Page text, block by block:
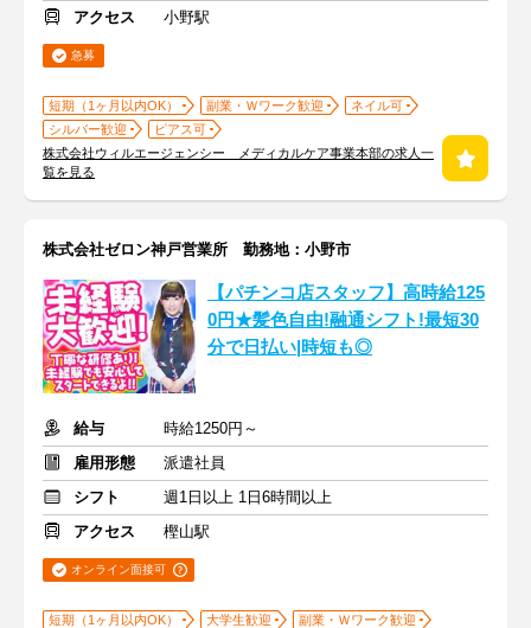
アクセス 小野駅
急募
短期（1ヶ月以内OK） 副業・Ｗワーク歓迎
ネイル可
シルバー歓迎
ピアス可
株式会社ウィルエージェンシー メディカルケア事業本部の求人一
覧を見る
株式会社ゼロン神戸営業所 勤務地：小野市
【パチンコ店スタッフ】高時給125
0円★髪色自由!融通シフト!最短30
分で日払い|時短も◎
給与
時給1250円～
雇用形態
派遣社員
シフト
週1日以上 1日6時間以上
アクセス
樫山駅
オンライン面接可
短期（1ヶ月以内OK） 大学生歓迎
副業・Ｗワーク歓迎